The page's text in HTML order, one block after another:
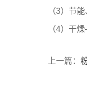
（3）节
（4）干
上一篇：